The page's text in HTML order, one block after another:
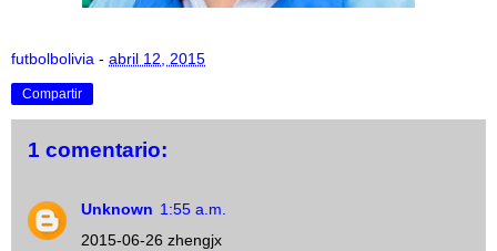
futbolbolivia - abril 12, 2015
Compartir
1 comentario:
Unknown 1:55 a.m.
2015-06-26 zhengjx